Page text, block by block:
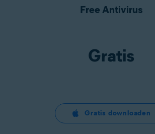
Free Antivirus
Gratis
Gratis downloaden